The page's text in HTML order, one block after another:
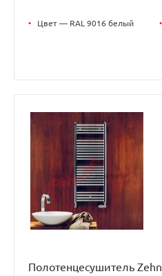
• Цвет — RAL 9016 белый •
Полотенцесушитель